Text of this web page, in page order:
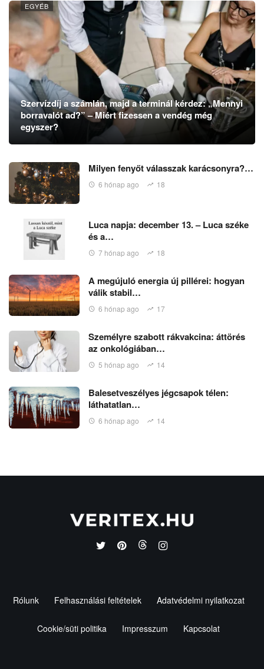
EGYÉB
Szervízdíj a számlán, majd a terminál kérdez: „Mennyi
borravalót ad?” – Miért fizessen a vendég még
egyszer?
Milyen fenyőt válasszak karácsonyra?…
6 hónap ago 18
Luca napja: december 13. – Luca széke
és a…
7 hónap ago 18
A megújuló energia új pillérei: hogyan
válik stabil…
6 hónap ago 17
Személyre szabott rákvakcina: áttörés
az onkológiában…
5 hónap ago 14
Balesetveszélyes jégcsapok télen:
láthatatlan…
6 hónap ago 14
Rólunk Felhasználási feltételek Adatvédelmi nyilatkozat
Cookie/süti politika Impresszum Kapcsolat